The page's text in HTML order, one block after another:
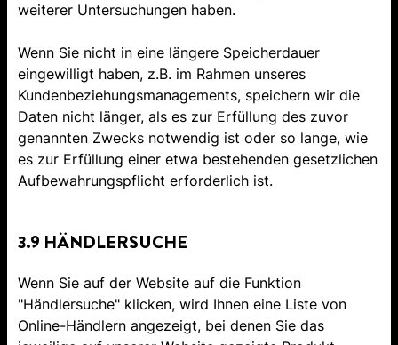
weiterer Untersuchungen haben.
Wenn Sie nicht in eine längere Speicherdauer
eingewilligt haben, z.B. im Rahmen unseres
Kundenbeziehungsmanagements, speichern wir die
Daten nicht länger, als es zur Erfüllung des zuvor
genannten Zwecks notwendig ist oder so lange, wie
es zur Erfüllung einer etwa bestehenden gesetzlichen
Aufbewahrungspflicht erforderlich ist.
3.9 HÄNDLERSUCHE
Wenn Sie auf der Website auf die Funktion
"Händlersuche" klicken, wird Ihnen eine Liste von
Online-Händlern angezeigt, bei denen Sie das